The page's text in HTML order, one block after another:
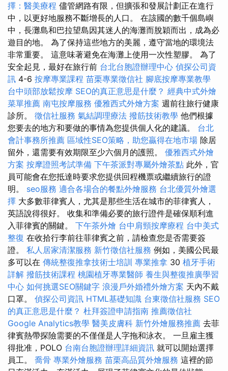
擇：醫美療程 儘管網路有限，但擴張和發展計劃正在進行
中，以更好地服務不斷增長的人口。 在該國的數千個島嶼
中，長灘島和巴拉望島因其迷人的海灘而脫穎而出，成為必
遊目的地。 為了保持這些地方的美麗，遵守當地的環境法
非常重要。 這意味著避免在海灘上使用一次性塑膠。 為了
安全起見，最好在旅行前 台北台胞證辦理中心 偵探公司資
訊 4-6 按摩專業課程 苗栗專業徵信社 腳底按摩專業教學
台中頭部放鬆按摩 SEO的真正意思是什麼？ 經典中式外燴
菜單推薦 南屯按摩服務 優雅西式外燴方案 週前往旅行健康
診所。 徵信社服務 氣結調理療法 撥筋技術教學 他們根據
您要去的地方和要做的事情為您提供個人化的建議。 台北
會計事務所推薦 區域性SEO策略，助您贏得在地市場 除居
留外，還需要有效期限至少六個月的護照。 優雅西式外燴
方案 按摩證照考試準備 下午茶派對專屬外燴茶點 此外，官
員可能會在您抵達時要求您提供回程機票或繼續旅行的證
明。 seo服務 適合各場合的餐點外燴服務 台北優質外燴選
擇 大多數菲律賓人，尤其是那些生活在城市的菲律賓人，
英語說得很好。 收集和準備必要的旅行證件是確保順利進
入菲律賓的關鍵。 下午茶外燴 台中肩頸按摩療程 台中美式
整復 在收拾行李前往菲律賓之前，請檢查您是否需要簽
證。 私人居家清潔服務 新竹徵信社服務 例如，美國公民最
多可以在 傳統整復推拿技術士培訓 專業推拿 30 植牙手術
詳解 撥筋技術課程 桃園植牙專業醫師 養生與整復推廣學習
中心 如何挑選SEO關鍵字 浪漫戶外婚禮外燴方案 天內不戴
口罩。 偵探公司資訊 HTML基礎知識 台東徵信社服務 SEO
的真正意思是什麼？ 杜拜簽證申請指南 推薦徵信社
Google Analytics教學 醫美皮膚科 新竹外燴服務推薦 去菲
律賓熱帶探險需要的不僅僅是人字拖和泳衣。 一旦雇主獲
得批准，POLO 台南台胞證辦理詳細資訊 就可以開始選擇
員工。 喬骨 專業外燴服務 苗栗高品質外燴服務 這裡的節